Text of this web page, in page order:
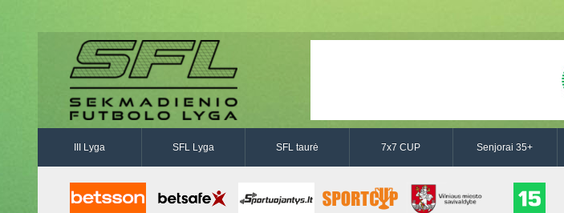
III Lyga SFL Lyga SFL taurė 7x7 CUP Senjorai 35+